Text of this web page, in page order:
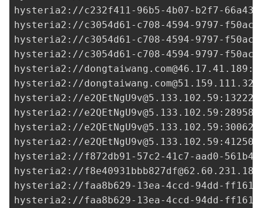
hysteria2://c232f411-96b5-4b07-b2f7-
hysteria2://c3054d61-c708-4594-9797-
hysteria2://c3054d61-c708-4594-9797-
hysteria2://c3054d61-c708-4594-9797-
hysteria2://dongtaiwang.com@46.17.41.189
hysteria2://dongtaiwang.com@51.159.111.32
hysteria2://e2QEtNgU9v@5.133.102.59
hysteria2://e2QEtNgU9v@5.133.102.59
hysteria2://e2QEtNgU9v@5.133.102.59
hysteria2://e2QEtNgU9v@5.133.102.59
hysteria2://f872db91-57c2-41c7-aad0-
hysteria2://f8e40931bbb827df@62.60.231.189
hysteria2://faa8b629-13ea-4ccd-94dd-
hysteria2://faa8b629-13ea-4ccd-94dd-